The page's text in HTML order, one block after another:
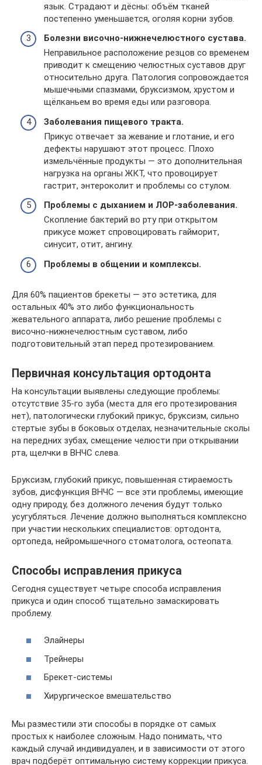
язык. Страдают и дёсны: объём тканей
постепенно уменьшается, оголяя корни зубов.
Болезни височно-нижнечелюстного сустава.
Неправильное расположение резцов со временем
приводит к смещению челюстных суставов друг
относительно друга. Патология сопровождается
мышечными спазмами, бруксизмом, хрустом и
щёлканьем во время еды или разговора.
Заболевания пищевого тракта.
Прикус отвечает за жевание и глотание, и его
дефекты нарушают этот процесс. Плохо
измельчённые продукты — это дополнительная
нагрузка на органы ЖКТ, что провоцирует
гастрит, энтероколит и проблемы со стулом.
Проблемы с дыханием и ЛОР-заболевания.
Скопление бактерий во рту при открытом
прикусе может спровоцировать гайморит,
синусит, отит, ангину.
Проблемы в общении и комплексы.
Для 60% пациентов брекеты — это эстетика, для
остальных 40% это либо функциональность
жевательного аппарата, либо решение проблемы с
височно-нижнечелюстным суставом, либо
подготовительный этап перед протезированием.
Первичная консультация ортодонта
На консультации выявлены следующие проблемы:
отсутствие 35-го зуба (места для его протезирования
нет), патологически глубокий прикус, бруксизм, сильно
стертые зубы в боковых отделах, незначительные сколы
на передних зубах, смещение челюсти при открывании
рта, щелчки в ВНЧС слева.
Бруксизм, глубокий прикус, повышенная стираемость
зубов, дисфункция ВНЧС — все эти проблемы, имеющие
одну природу, без должного лечения будут только
усугубляться. Лечение должно выполняться комплексно
при участии нескольких специалистов: ортодонта,
ортопеда, нейромышечного стоматолога, остеопата.
Способы исправления прикуса
Сегодня существует четыре способа исправления
прикуса и один способ тщательно замаскировать
проблему.
Элайнеры
Трейнеры
Брекет-системы
Хирургическое вмешательство
Мы разместили эти способы в порядке от самых
простых к наиболее сложным. Надо понимать, что
каждый случай индивидуален, и в зависимости от этого
врач подберёт оптимальную систему коррекции прикуса.